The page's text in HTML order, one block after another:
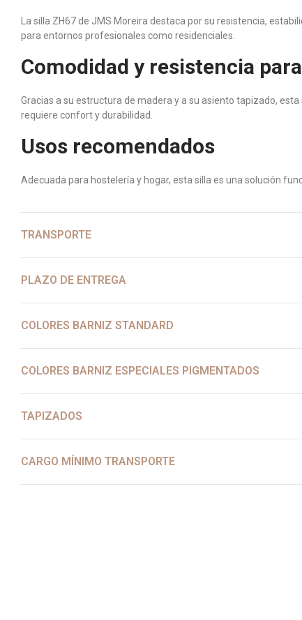
La silla ZH67 de JMS Moreira destaca por su resistencia,
para entornos profesionales como residenciales.
Comodidad y resistencia
Gracias a su estructura de madera y a su asiento tapizado,
requiere confort y durabilidad.
Usos recomendados
Adecuada para hostelería y hogar, esta silla es una solución
TRANSPORTE
PLAZO DE ENTREGA
COLORES BARNIZ STANDARD
COLORES BARNIZ ESPECIALES PIGMENTADOS
TAPIZADOS
CARGO MÍNIMO TRANSPORTE